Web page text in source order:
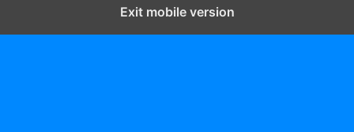
Exit mobile version